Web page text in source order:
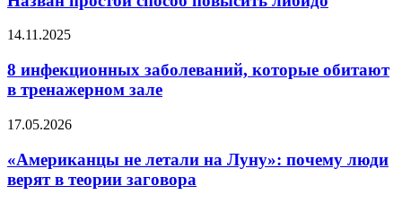
повысить
либидо
8
заболеваний,
которые
обитают
тренажерном
14.11.2025
8 инфекционных заболеваний, которые обитают
в тренажерном зале
«Американцы
летали
на
Луну»:
17.05.2026
«Американцы не летали на Луну»: почему люди
верят в теории заговора